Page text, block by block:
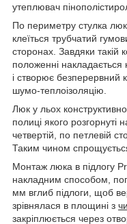
утеплювач
По периметру стулка
клеїться трубчатий
сторонах. Завдяки такій
положенні
і створює безперервний
шумо-теплоізоляцію.
Люк у льох
полиці якого розгорнуті
четвертій, по петлевій
Таким чином
Монтаж люка в підлогу
накладним способом,
мм вглиб підлоги, щоб
зрівнялася в площині з
закріплюється через